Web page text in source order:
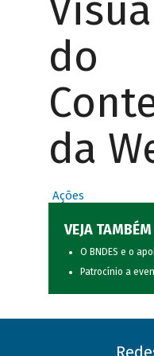
do
da
Ações
VEJA TAMBÉM
O BNDES e o
Patrocínio a